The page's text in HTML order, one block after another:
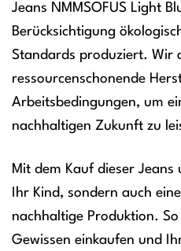
Jeans NMMSOFUS Light
Berücksichtigung
Standards produziert. Wir
ressourcenschonende
Arbeitsbedingungen, um
nachhaltigen Zukunft zu
Mit dem Kauf dieser
Ihr Kind, sondern auch
nachhaltige Produktion.
Gewissen einkaufen und